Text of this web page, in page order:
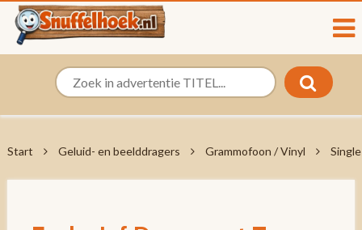
Start Geluid- en beelddragers Grammofoon / Vinyl